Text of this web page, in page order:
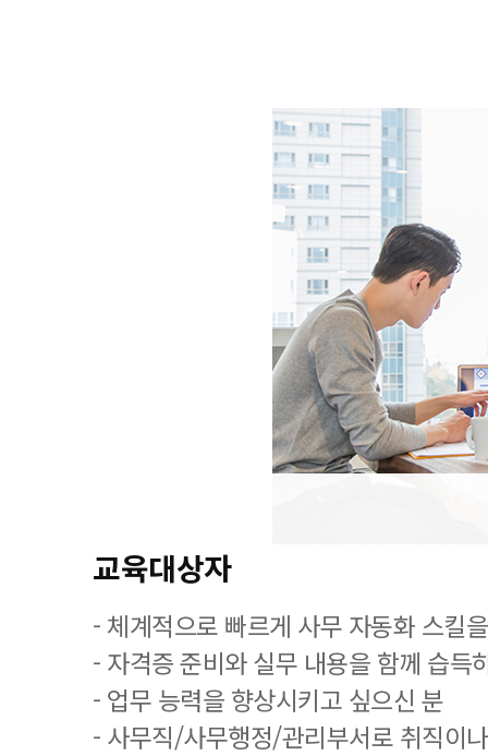
교육대상자
- 체계적으로 빠르게 사무 자동화 스킬
- 자격증 준비와 실무 내용을 함께 습득
- 업무 능력을 향상시키고 싶으신 분
- 사무직/사무행정/관리부서로 취직이